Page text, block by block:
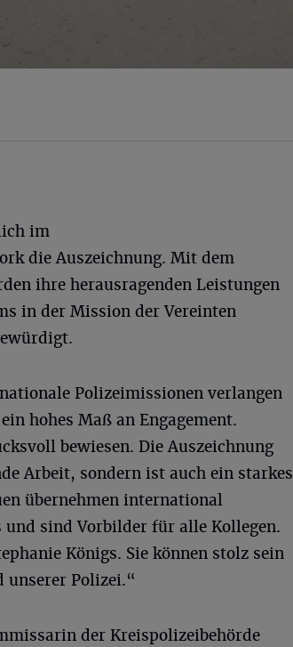
im
die Auszeichnung. Mit dem
ihre herausragenden Leistungen
in der Mission der Vereinten
Polizeimissionen verlangen
hohes Maß an Engagement.
bewiesen. Die Auszeichnung
Arbeit, sondern ist auch ein starkes
übernehmen international
sind Vorbilder für alle Kollegen.
Königs. Sie können stolz sein
unserer Polizei.“
der Kreispolizeibehörde